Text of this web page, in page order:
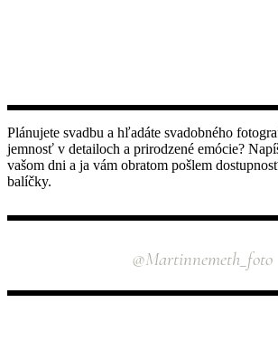
Plánujete svadbu a hľadáte svadobného
jemnosť v detailoch a prirodzené emócie?
vašom dni a ja vám obratom pošlem
balíčky.
@martinnemeth_foto